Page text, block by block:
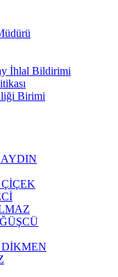
İhlal Bildirimi
Birimi
AYDIN
ÇİÇEK
DİKMEN